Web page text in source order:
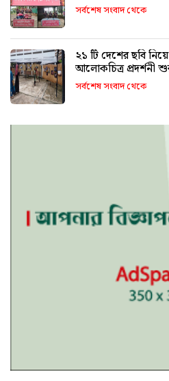
সর্বশেষ সংবাদ থেকে
২১ টি দেশের ছবি
আলোকচিত্র প্রদর্শনী
সর্বশেষ সংবাদ থেকে